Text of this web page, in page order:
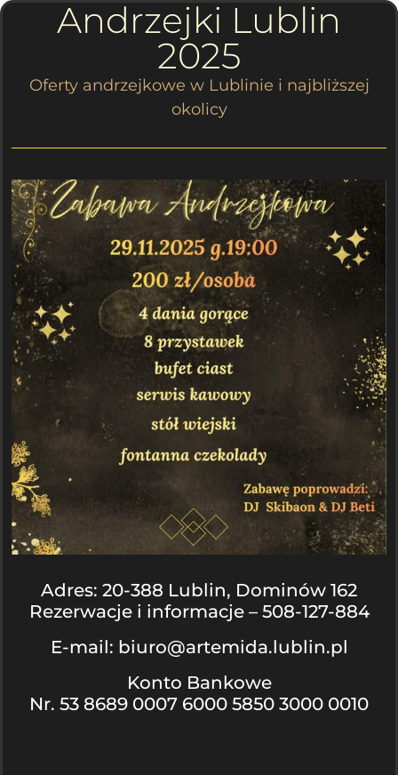
Andrzejki Lublin
2025
Oferty andrzejkowe w Lublinie i najbliższej
okolicy
Adres: 20-388 Lublin, Dominów 162
Rezerwacje i informacje – 508-127-884
E-mail: biuro@artemida.lublin.pl
Konto Bankowe
Nr. 53 8689 0007 6000 5850 3000 0010